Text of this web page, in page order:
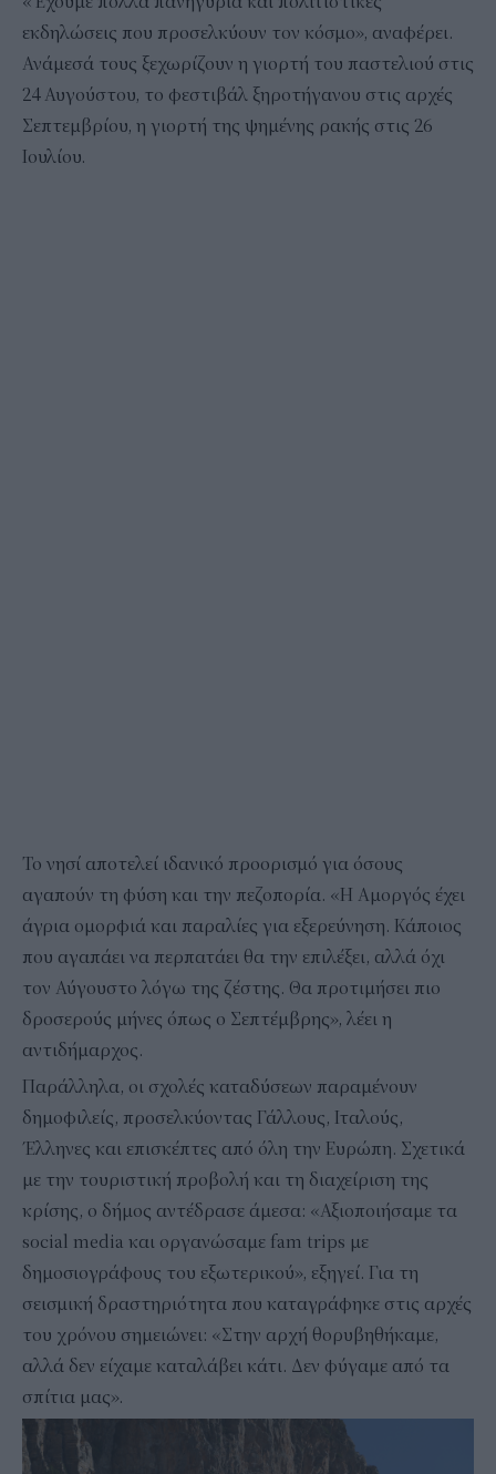
εκδηλώσεις που προσελκύουν τον κόσμο», αναφέρει.
Ανάμεσά τους ξεχωρίζουν η γιορτή του παστελιού στις
24 Αυγούστου, το φεστιβάλ ξηροτήγανου στις αρχές
Σεπτεμβρίου, η γιορτή της ψημένης ρακής στις 26
Ιουλίου.
Το νησί αποτελεί ιδανικό προορισμό για όσους
αγαπούν τη φύση και την πεζοπορία. «Η Αμοργός έχει
άγρια ομορφιά και παραλίες για εξερεύνηση. Κάποιος
που αγαπάει να περπατάει θα την επιλέξει, αλλά όχι
τον Αύγουστο λόγω της ζέστης. Θα προτιμήσει πιο
δροσερούς μήνες όπως ο Σεπτέμβρης», λέει η
αντιδήμαρχος.
Παράλληλα, οι σχολές καταδύσεων παραμένουν
δημοφιλείς, προσελκύοντας Γάλλους, Ιταλούς,
Έλληνες και επισκέπτες από όλη την Ευρώπη. Σχετικά
με την τουριστική προβολή και τη διαχείριση της
κρίσης, ο δήμος αντέδρασε άμεσα: «Αξιοποιήσαμε τα
social media και οργανώσαμε fam trips με
δημοσιογράφους του εξωτερικού», εξηγεί. Για τη
σεισμική δραστηριότητα που καταγράφηκε στις αρχές
του χρόνου σημειώνει: «Στην αρχή θορυβηθήκαμε,
αλλά δεν είχαμε καταλάβει κάτι. Δεν φύγαμε από τα
σπίτια μας».